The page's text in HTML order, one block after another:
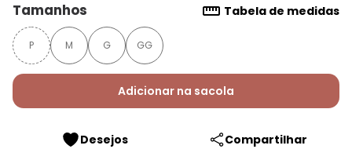
Tamanhos Tabela de medidas
P M G GG
Adicionar na sacola
Desejos Compartilhar